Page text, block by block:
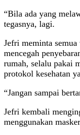
“Bila ada yang
tegasnya, lagi.
Jefri meminta
mencegah
rumah, selalu pakai
protokol kesehatan
“Jangan sampai
Jefri kembali
menggunakan